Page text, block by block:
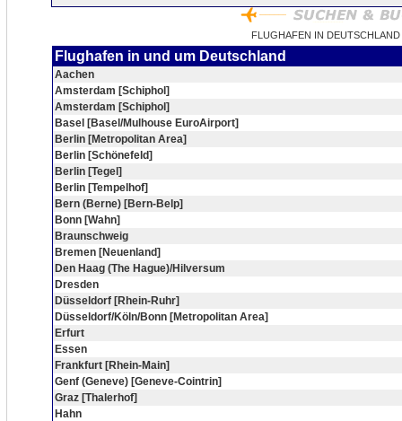
FLUGHAFEN IN
Flughafen in und um Deutschland
Aachen
Amsterdam [Schiphol]
Amsterdam [Schiphol]
Basel [Basel/Mulhouse EuroAirport]
Berlin [Metropolitan Area]
Berlin [Schönefeld]
Berlin [Tegel]
Berlin [Tempelhof]
Bern (Berne) [Bern-Belp]
Bonn [Wahn]
Braunschweig
Bremen [Neuenland]
Den Haag (The Hague)/Hilversum
Dresden
Düsseldorf [Rhein-Ruhr]
Düsseldorf/Köln/Bonn [Metropolitan Area]
Erfurt
Essen
Frankfurt [Rhein-Main]
Genf (Geneve) [Geneve-Cointrin]
Graz [Thalerhof]
Hahn